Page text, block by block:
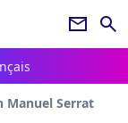
newsletter search
Manuel Serrat